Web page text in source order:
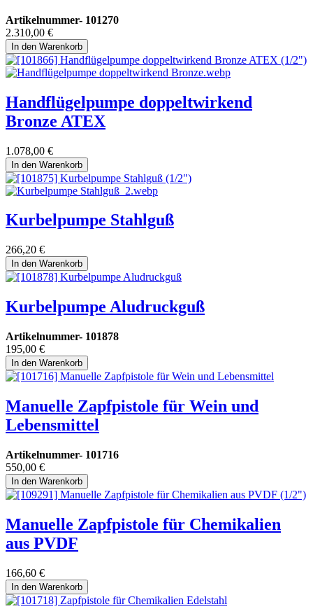
Artikelnummer- 101270
2.310,00 €
In den Warenkorb
Handflügelpumpe doppeltwirkend
Bronze ATEX
1.078,00 €
In den Warenkorb
Kurbelpumpe Stahlguß
266,20 €
In den Warenkorb
Kurbelpumpe Aludruckguß
Artikelnummer- 101878
195,00 €
In den Warenkorb
Manuelle Zapfpistole für Wein und
Lebensmittel
Artikelnummer- 101716
550,00 €
In den Warenkorb
Manuelle Zapfpistole für Chemikalien
aus PVDF
166,60 €
In den Warenkorb